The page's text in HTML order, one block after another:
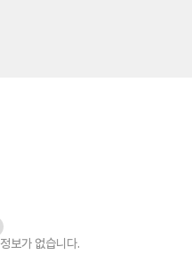
정보가 없습니다.